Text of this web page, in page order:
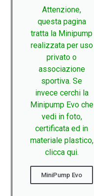
Attenzione,
questa pagina
tratta la Minipump
realizzata per uso
privato o
associazione
sportiva. Se
invece cerchi la
Minipump Evo che
vedi in foto,
certificata ed in
materiale plastico,
clicca qui.
MiniPump Evo